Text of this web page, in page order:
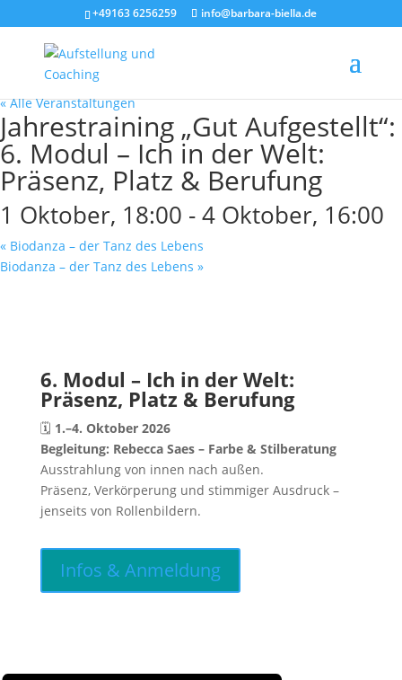
+49163 6256259 info@barbara-biella.de
« Alle Veranstaltungen
Jahrestraining „Gut Aufgestellt“:
6. Modul – Ich in der Welt:
Präsenz, Platz & Berufung
1 Oktober, 18:00 -4 Oktober, 16:00
« Biodanza – der Tanz des Lebens
Biodanza – der Tanz des Lebens »
6. Modul – Ich in der Welt:
Präsenz, Platz & Berufung
🗓 1.–4. Oktober 2026
Begleitung: Rebecca Saes – Farbe & Stilberatung
Ausstrahlung von innen nach außen.
Präsenz, Verkörperung und stimmiger Ausdruck –
jenseits von Rollenbildern.
Infos & Anmeldung